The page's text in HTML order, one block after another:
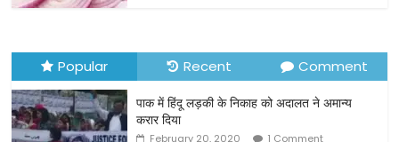
Popular Recent Comment
पाक में हिंदू लड़की के निकाह को अदालत ने अमान्य
करार दिया
February 20, 2020 1 Comment